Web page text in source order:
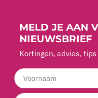
NIEUWSBRIEF
Kortingen, advies,